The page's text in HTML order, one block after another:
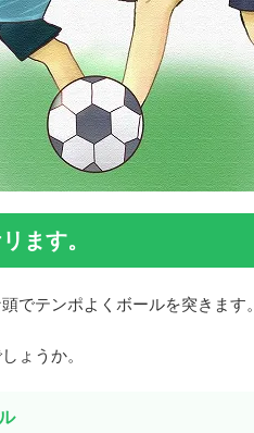
ます。
でテンポよくボールを突きます。
ょうか。